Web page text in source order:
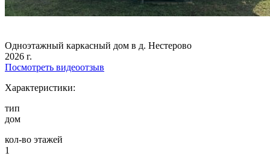
Одноэтажный каркасный дом в д. Нестерово
2026 г.
Посмотреть видеоотзыв
Характеристики:
тип
дом
кол-во этажей
1